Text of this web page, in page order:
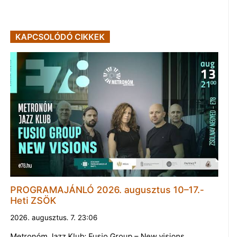
KAPCSOLÓDÓ CIKKEK
PROGRAMAJÁNLÓ 2026. augusztus 10–17.-
Heti ZSÖK
2026. augusztus. 7. 23:06